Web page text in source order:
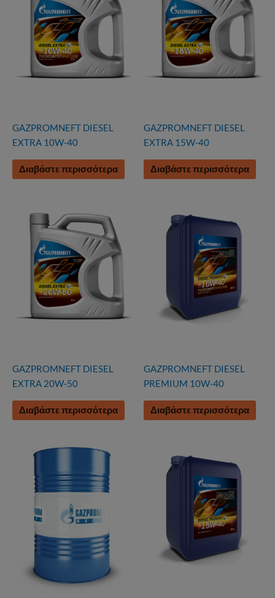
Οι
επιλογές
μπορούν
να
επιλεγούν
στη
προϊόντος
GAZPROMNEFT DIESEL
EXTRA 10W-40
Διαβάστε περισσότερα
GAZPROMNEFT DIESEL
EXTRA 15W-40
Διαβάστε περισσότερα
GAZPROMNEFT DIESEL
EXTRA 20W-50
Διαβάστε περισσότερα
GAZPROMNEFT DIESEL
PREMIUM 10W-40
Διαβάστε περισσότερα